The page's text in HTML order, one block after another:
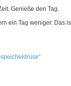
Genieße den Tag.
ein Tag weniger.